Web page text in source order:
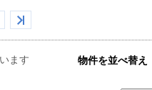
物件を並べ替え
ます